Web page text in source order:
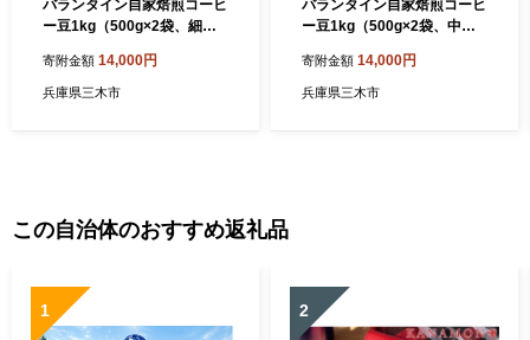
バランタイン自家焙煎コーヒ
ー豆1kg（500g×2袋、細挽
寄附金額 14,000円
兵庫県三木市
バランタイン自家焙煎コーヒ
ー豆1kg（500g×2袋、中挽
寄附金額 14,000円
兵庫県三木市
この自治体のおすすめ返礼品
1 2